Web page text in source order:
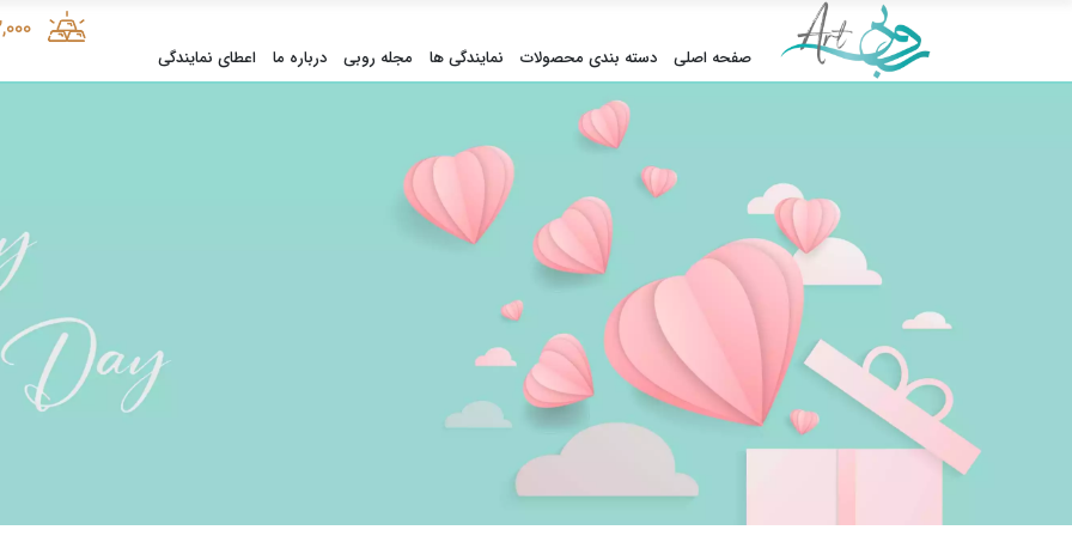
صفحه اصلی دسته بندی محصولات نمایندگی ها مجله روبی درباره ما اعطای نمایندگی